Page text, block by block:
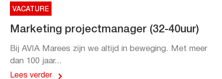
VACATURE
Marketing projectmanager (32-40uur)
Bij AVIA Marees zijn we altijd in beweging. Met meer
dan 100 jaar...
Lees verder